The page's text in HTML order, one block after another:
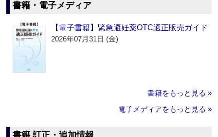
書籍・電子メディア
【電子書籍】緊急避妊薬OTC適正販売ガイド
2026年07月31日 (金)
書籍をもっと見る »
電子メディアをもっと見る »